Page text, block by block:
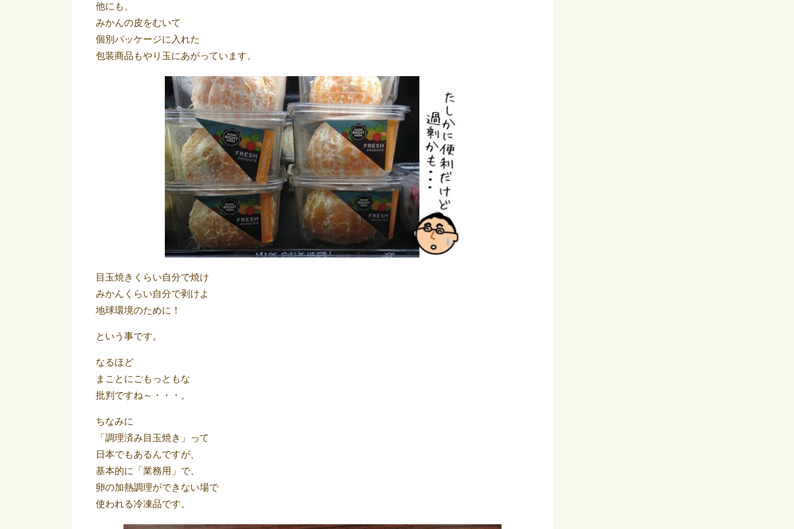
他にも、
みかんの皮をむいて
個別パッケージに入れた
包装商品もやり玉にあがっています。
目玉焼きくらい自分で焼け
みかんくらい自分で剥けよ
地球環境のために！
という事です。
なるほど
まことにごもっともな
批判ですね～・・・。
ちなみに
「調理済み目玉焼き」って
日本でもあるんですが、
基本的に「業務用」で、
卵の加熱調理ができない場で
使われる冷凍品です。